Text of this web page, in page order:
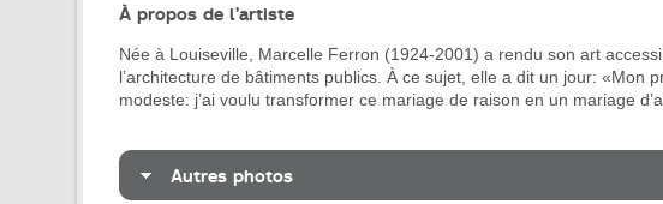
À propos de l’artiste
Née à Louiseville, Marcelle Ferron (1924-2001) a rendu son art
l’architecture de bâtiments publics. À ce sujet, elle a dit un jour: «Mon
modeste: j’ai voulu transformer ce mariage de raison en un mariage
Autres photos